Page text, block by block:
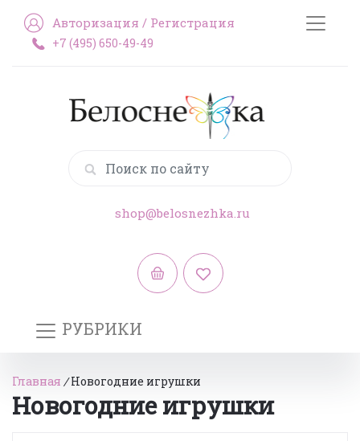
Авторизация / Регистрация
+7 (495) 650-49-49
shop@belosnezhka.ru
РУБРИКИ
Главная /Новогодние игрушки
Новогодние игрушки